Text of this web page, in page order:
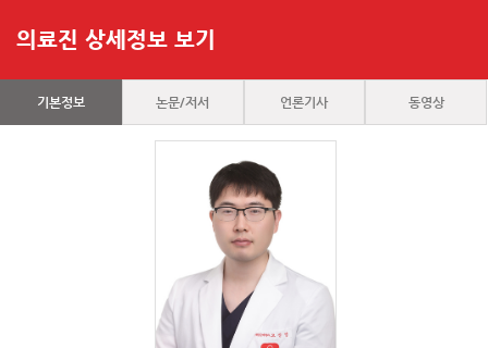
의료진 상세정보 보기
기본정보 논문/저서 언론기사 동영상